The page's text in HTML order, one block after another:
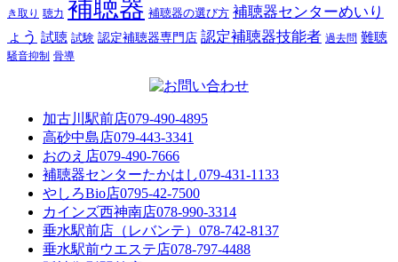
き取り 聴力 補聴器 補聴器の選び方 補聴器センターめいり
ょう 試聴 試験 認定補聴器専門店 認定補聴器技能者 過去問 難聴
騒音抑制 骨導
加古川駅前店079-490-4895
高砂中島店079-443-3341
おのえ店079-490-7666
補聴器センターたかはし079-431-1133
やしろBio店0795-42-7500
カインズ西神南店078-990-3314
垂水駅前店（レバンテ） 078-742-8137
垂水駅前ウエステ店078-797-4488